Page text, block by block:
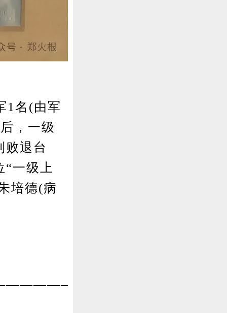
1名(由军
，一级
败退台
一级上
培德(病